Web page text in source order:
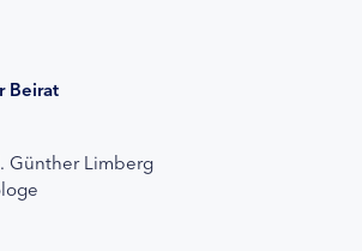
Beirat
Günther Limberg